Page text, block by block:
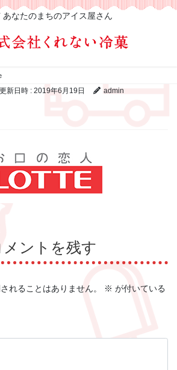
なたのまちのアイス屋さん
新日時 : 2019年6月19日 admin
メントを残す
れることはありません。 ※ が付いている